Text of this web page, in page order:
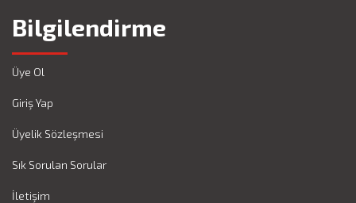
Bilgilendirme
Üye Ol
Giriş Yap
Üyelik Sözleşmesi
Sık Sorulan Sorular
İletişim